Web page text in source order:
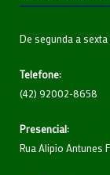
De segunda a
Telefone:
(42) 92002-8658
Presencial:
Rua Alipio Antunes